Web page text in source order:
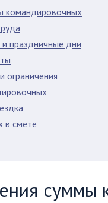
командировочных
праздничные дни
ограничения
в смете
суммы